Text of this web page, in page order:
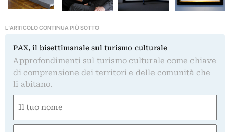
L'ARTICOLO CONTINUA PIÙ SOTTO
PAX, il bisettimanale sul turismo culturale
Approfondimenti sul turismo culturale come chiave
di comprensione dei territori e delle comunità che
li abitano.
(Obbligatorio)
Nome